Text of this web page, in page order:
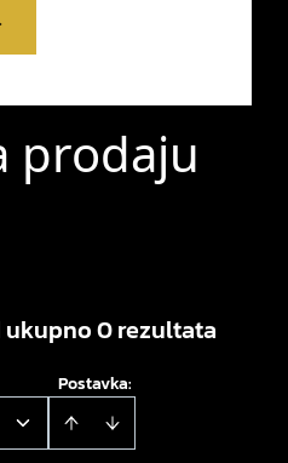
prodaju
ukupno 0 rezultata
Postavka: